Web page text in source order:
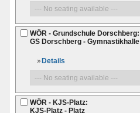
WÖR - Grundschule Dorschberg:
GS Dorschberg - Gymnastikhalle
Details
WÖR - KJS-Platz:
KJS-Platz - Platz